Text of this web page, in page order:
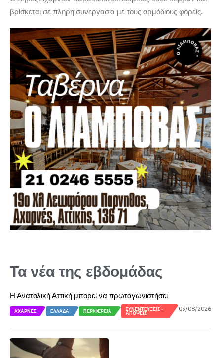
βρίσκεται σε πλήρη συνεργασία με τους αρμόδιους φορείς.
Τα νέα της εβδομάδας
Η Ανατολική Αττική μπορεί να πρωταγωνιστήσει
ΑΧΑΡΝΈΣ ΕΛΛΆΔΑ ΠΕΡΙΦΈΡΕΙΑ
ΣΥΝΕΝΤΕΎΞΕΙΣ -
ΑΠΌΨΕΙΣ
05/08/2026